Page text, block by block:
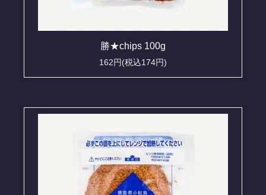
勝★chips 100g
162円(税込174円)